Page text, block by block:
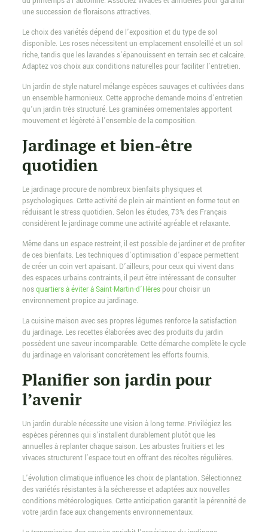
une succession de floraisons attractives.
Le choix des variétés dépend de l’exposition et du type de sol
disponible. Les roses nécessitent un emplacement ensoleillé et un sol
riche, tandis que les lavandes s’épanouissent en terrain sec et calcaire.
Adaptez vos choix aux conditions naturelles pour faciliter l’entretien.
Un jardin de style naturel mélange espèces sauvages et cultivées dans
un ensemble harmonieux. Cette approche demande moins d’entretien
qu’un jardin très structuré. Les graminées ornementales apportent
mouvement et légèreté à l’ensemble de la composition.
Jardinage et bien-être
quotidien
Le jardinage procure de nombreux bienfaits physiques et
psychologiques. Cette activité de plein air maintient en forme tout en
réduisant le stress quotidien. Selon les études, 73% des Français
considèrent le jardinage comme une activité agréable et relaxante.
Même dans un espace restreint, il est possible de jardiner et de profiter
de ces bienfaits. Les techniques d’optimisation d’espace permettent
de créer un coin vert apaisant. D’ailleurs, pour ceux qui vivent dans
des espaces urbains contraints, il peut être intéressant de consulter
nosquartiers à éviter à Saint-Martin-d’Hèrespour choisir un
environnement propice au jardinage.
La cuisine maison avec ses propres légumes renforce la satisfaction
du jardinage. Les recettes élaborées avec des produits du jardin
possèdent une saveur incomparable. Cette démarche complète le cycle
du jardinage en valorisant concrètement les efforts fournis.
Planifier son jardin pour
l’avenir
Un jardin durable nécessite une vision à long terme. Privilégiez les
espèces pérennes qui s’installent durablement plutôt que les
annuelles à replanter chaque saison. Les arbustes fruitiers et les
vivaces structurent l’espace tout en offrant des récoltes régulières.
L’évolution climatique influence les choix de plantation. Sélectionnez
des variétés résistantes à la sécheresse et adaptées aux nouvelles
conditions météorologiques. Cette anticipation garantit la pérennité de
votre jardin face aux changements environnementaux.